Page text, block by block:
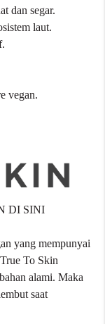
dan segar.
laut.
vegan.
DI SINI
yang mempunyai
To Skin
alami. Maka
saat